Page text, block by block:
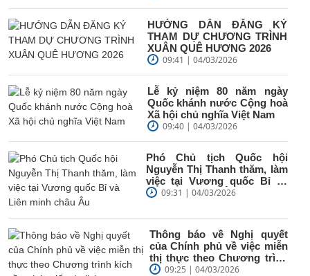
HƯỚNG DẪN ĐĂNG KÝ
THAM DỰ CHƯƠNG TRÌNH
XUÂN QUÊ HƯƠNG 2026
09:41 | 04/03/2026
Lễ kỷ niệm 80 năm ngày
Quốc khánh nước Cộng hoà
Xã hội chủ nghĩa Việt Nam
09:40 | 04/03/2026
Phó Chủ tịch Quốc hội
Nguyễn Thị Thanh thăm, làm
việc tại Vương quốc Bỉ và
Liên minh châu Âu
09:31 | 04/03/2026
Thông báo về Nghị quyết
của Chính phủ về việc miễn
thị thực theo Chương trình
kích cầu phát triển...
09:25 | 04/03/2026